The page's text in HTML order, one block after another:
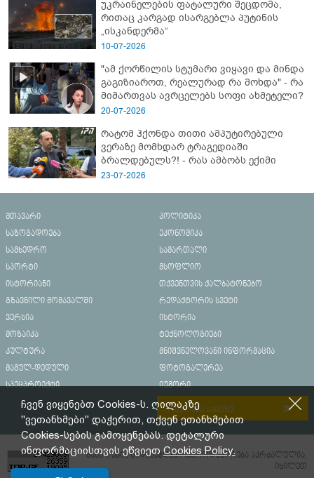
უკრაინელების ფატალური შეცდომა,
რითაც კარგად ისარგებლა პუტინის
„ისკანდერმა“
10-07-2026
"ამ ქორწილის სტუმარი ვიყავი და მინდა
გაგიზიაროთ, რეალურად რა მოხდა" - რა
მიმართვას ავრცელებს სოფი ახმეტელი?
20-07-2026
რატომ ჰქონდა თითი ამპუტირებული
ვერაზე მომხდარ ტრაგედიაში
ბრალდებულს?! - რას ამბობს ექიმი
23-07-2026
მთავარი
პოლიტიკა
საზოგადოება
ეკონომიკა
სამხედრო
სამართალი
სპორტი
მსოფლიო
ისტორიანი
თქვენთვის ქალბატონებო
გზავნილი მომავალში
რედაქტორის სვეტი
ვერსია
ისტორია
მოზაიკა
ტექნოლოგიები
კულტურა
მნიშვნელოვანი ინფორმაცია
მამულ-დედული
ფოტოგალერეა
სპეცპროექტი
იუმორი
რეკლამა საიტზე
მასალების გადაბეჭდვა/რეპროდუცირება აკრძალულია,
იხილეთ
ჩვენ ვიყენებთ Cookies-ს. ღილაკზე
"ვეთანხმები" დაჭერით, თქვენ ეთანხმებით
Cookies-სების გამოყენებას. დეტალური
ინფორმაციისთვის ეწვიეთCookies Policy.